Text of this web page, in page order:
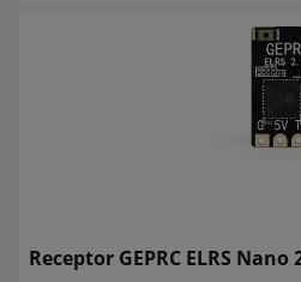
Receptor GEPRC ELRS Nano